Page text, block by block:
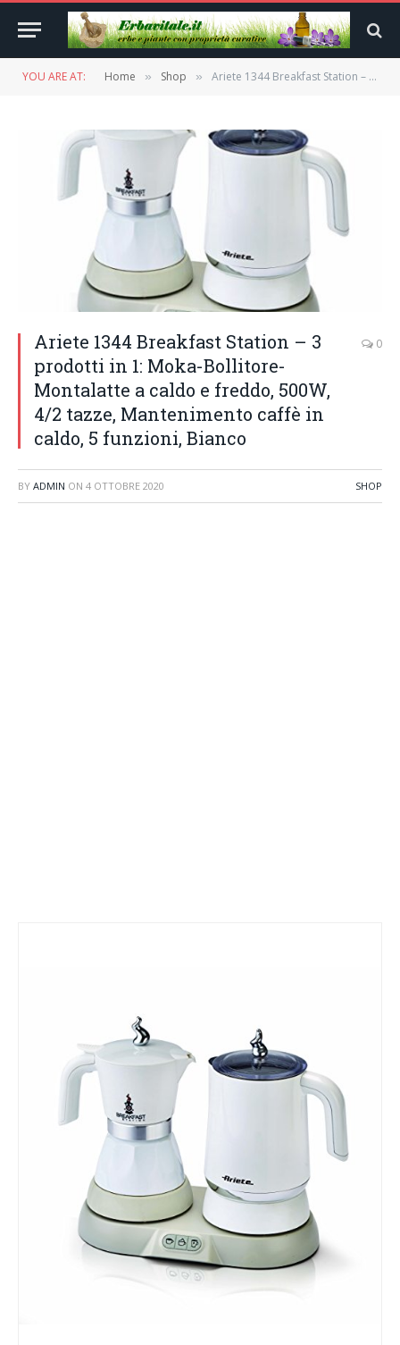
YOU ARE AT: Home » Shop » Ariete 1344 Breakfast Station – 3 prodotti in 1: Moka-Bollitore-Montalatte a caldo e freddo, 500W, 4/2 tazze, Mantenimento caffè in caldo, 5 funzioni, Bianco
Ariete 1344 Breakfast Station – 3
prodotti in 1: Moka-Bollitore-
Montalatte a caldo e freddo, 500W,
4/2 tazze, Mantenimento caffè in
caldo, 5 funzioni, Bianco
0
BY ADMIN ON 4 OTTOBRE 2020 SHOP